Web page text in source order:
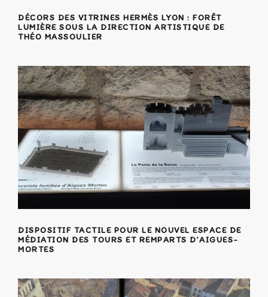
DÉCORS DES VITRINES HERMÈS LYON : FORÊT
LUMIÈRE SOUS LA DIRECTION ARTISTIQUE DE
THÉO MASSOULIER
DISPOSITIF TACTILE POUR LE NOUVEL ESPACE DE
MÉDIATION DES TOURS ET REMPARTS D’AIGUES-
MORTES